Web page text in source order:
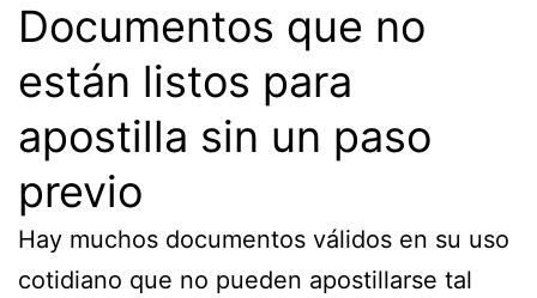
Documentos que no
están listos para
apostilla sin un paso
previo
Hay muchos documentos válidos en su uso
cotidiano que no pueden apostillarse tal